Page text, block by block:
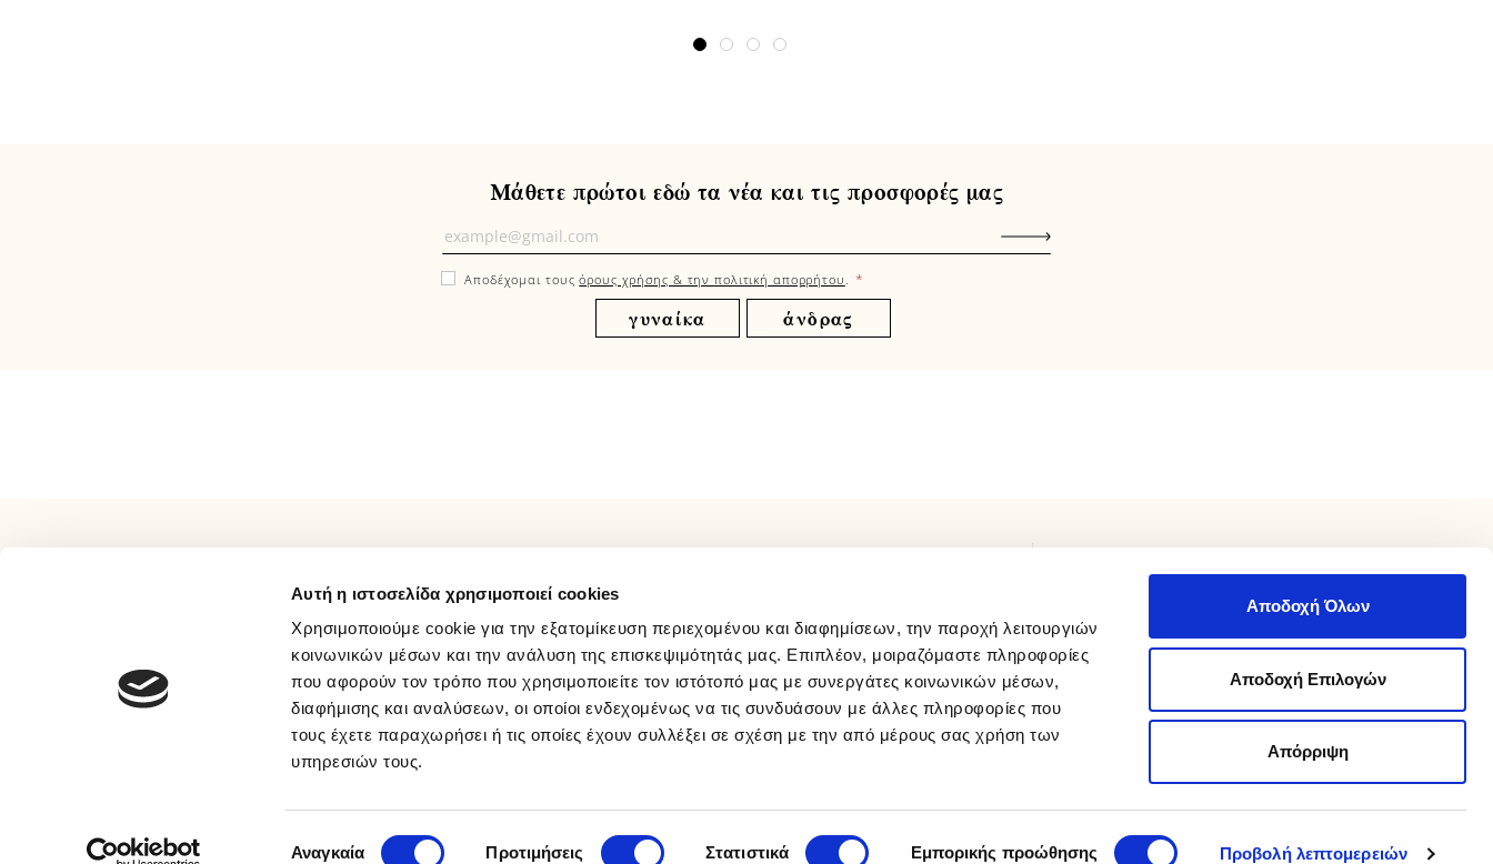
Αυτή η ιστοσελίδα χρησιμοποιεί cookies
Χρησιμοποιούμε cookie για την εξατομίκευση περιεχομένου και διαφημίσεων, την παροχή λειτουργιών
κοινωνικών μέσων και την ανάλυση της επισκεψιμότητάς μας. Επιπλέον, μοιραζόμαστε πληροφορίες
που αφορούν τον τρόπο που χρησιμοποιείτε τον ιστότοπό μας με συνεργάτες κοινωνικών μέσων,
διαφήμισης και αναλύσεων, οι οποίοι ενδεχομένως να τις συνδυάσουν με άλλες πληροφορίες που
τους έχετε παραχωρήσει ή τις οποίες έχουν συλλέξει σε σχέση με την από μέρους σας χρήση των
υπηρεσιών τους.
Αναγκαία Προτιμήσεις Στατιστικά Εμπορικής προώθησης Προβολή λεπτομερειών
Αποδοχή Όλων
Αποδοχή Επιλογών
Απόρριψη
Μάθετε πρώτοι εδώ τα νέα και τις προσφορές μας
Μάθετε
πρώτοι
εδώΑποδέχομαι τουςόρους χρήσης & την πολιτική απορρήτου *
γυναίκα άνδρας
Συχνές Ερωτήσεις
Ευκαιρίες Καριέρας
Τρόποι Πληρωμής
Τρόποι Αποστολής
Τρόποι Επιστροφής
Προσωπικά Δεδομένα
Πολιτική Απορρήτου Μέσων
Κοινωνικής Δικτύωσης
Παραλαβή Με BOX NOW
Παρακολούθηση Παραγγελίας
Σύνδεση / Εγγραφή
Wishlist
Instagram
Youtube
Tiktok
ΧΡΕΙΑΖΕΣΤΕ ΒΟΗΘΕΙΑ;
Επικοινωνήστε μαζί μας καθημερινά 9 π.μ με 9 μ.μ.
ή με email στο info@sakellaris.gr
Καταστήματα
© 2026 sakellaris.gr - All Rights Reserved Designed and developed by